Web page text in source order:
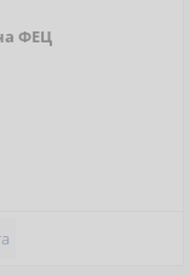
ФЕЦ